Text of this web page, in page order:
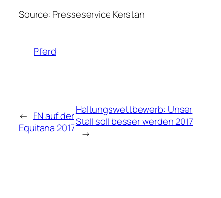
Source: Presseservice Kerstan
Pferd
← FN auf der
Equitana 2017
Haltungswettbewerb: Unser
Stall soll besser werden 2017
→